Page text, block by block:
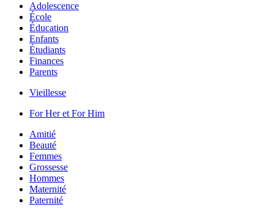
Adolescence
École
Éducation
Enfants
Étudiants
Finances
Parents
Vieillesse
For Her et For Him
Amitié
Beauté
Femmes
Grossesse
Hommes
Maternité
Paternité